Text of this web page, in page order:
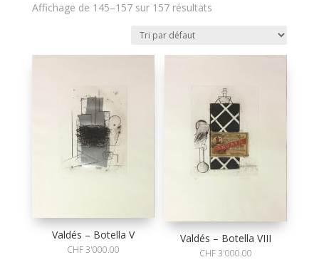
Affichage de 145–157 sur 157 résultats
Valdés – Botella V
CHF3'000.00
Valdés – Botella VIII
CHF3'000.00